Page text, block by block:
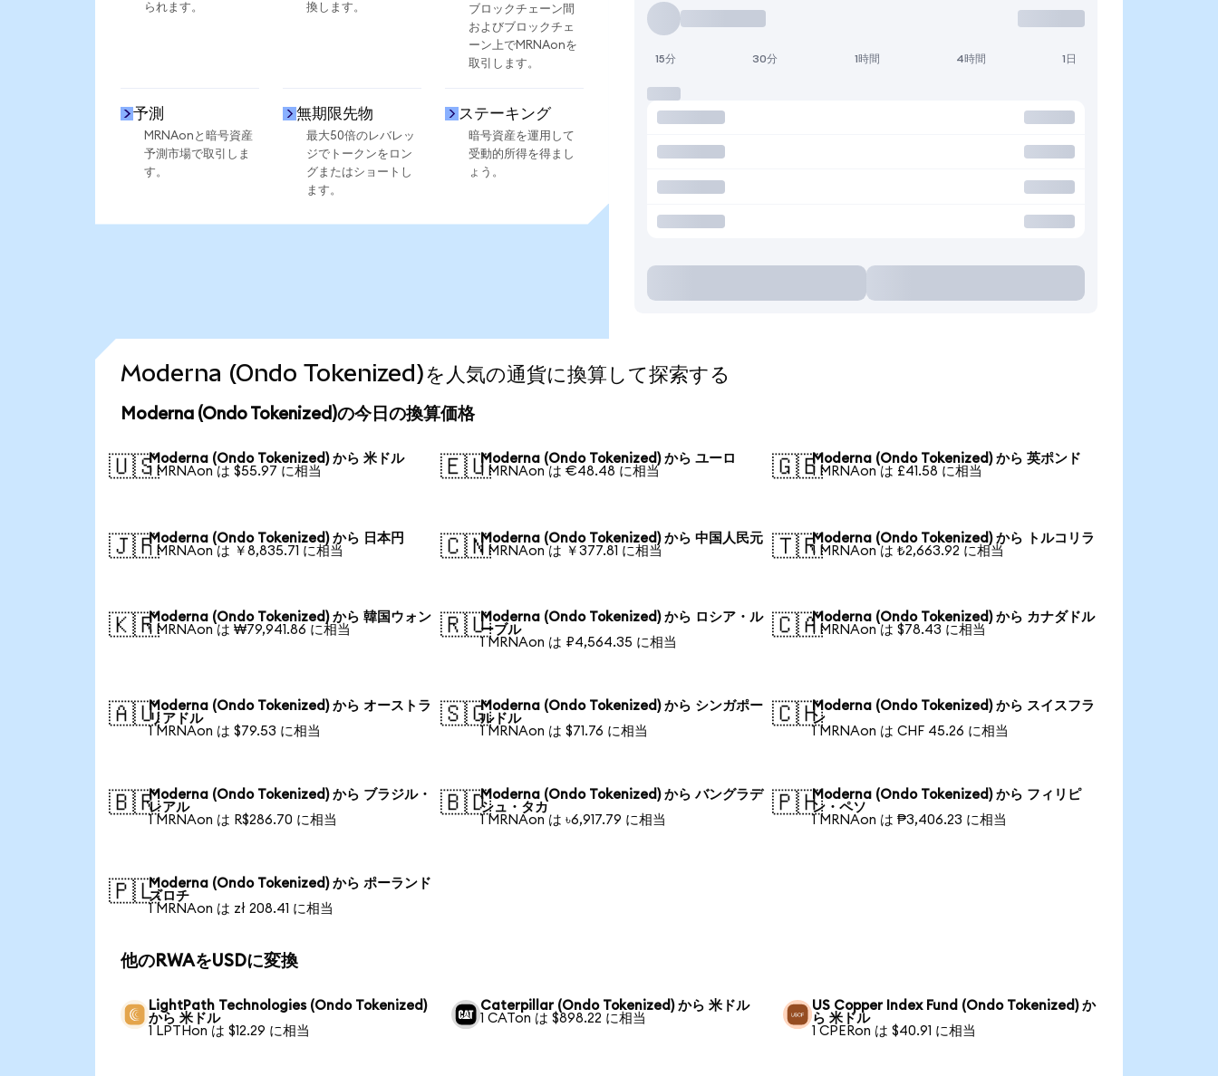
られます。
換します。
ブロックチェーン間
およびブロックチェ
ーン上でMRNAonを
取引します。
予測
MRNAonと暗号資産
予測市場で取引しま
す。
無期限先物
最大50倍のレバレッ
ジでトークンをロン
グまたはショートし
ます。
ステーキング
暗号資産を運用して
受動的所得を得まし
ょう。
15分 30分 1時間 4時間 1日
Moderna (Ondo Tokenized)を人気の通貨に換算して探索する
Moderna (Ondo Tokenized)の今日の換算価格
🇺🇸Moderna (Ondo Tokenized) から 米ドル
1 MRNAon は $55.97 に相当
🇪🇺Moderna (Ondo Tokenized) から ユーロ
1 MRNAon は €48.48 に相当
🇬🇧Moderna (Ondo Tokenized) から 英ポンド
1 MRNAon は £41.58 に相当
🇯🇵Moderna (Ondo Tokenized) から 日本円
1 MRNAon は ￥8,835.71 に相当
🇨🇳Moderna (Ondo Tokenized) から 中国人民元
1 MRNAon は ￥377.81 に相当
🇹🇷Moderna (Ondo Tokenized) から トルコリラ
1 MRNAon は ₺2,663.92 に相当
🇰🇷Moderna (Ondo Tokenized) から 韓国ウォン
1 MRNAon は ₩79,941.86 に相当
🇷🇺Moderna (Ondo Tokenized) から ロシア・ル
ーブル
1 MRNAon は ₽4,564.35 に相当
🇨🇦Moderna (Ondo Tokenized) から カナダドル
1 MRNAon は $78.43 に相当
🇦🇺Moderna (Ondo Tokenized) から オーストラ
リアドル
1 MRNAon は $79.53 に相当
🇸🇬Moderna (Ondo Tokenized) から シンガポー
ルドル
1 MRNAon は $71.76 に相当
🇨🇭Moderna (Ondo Tokenized) から スイスフラ
ン
1 MRNAon は CHF 45.26 に相当
🇧🇷Moderna (Ondo Tokenized) から ブラジル・
レアル
1 MRNAon は R$286.70 に相当
🇧🇩Moderna (Ondo Tokenized) から バングラデ
シュ・タカ
1 MRNAon は ৳6,917.79 に相当
🇵🇭Moderna (Ondo Tokenized) から フィリピ
ン・ペソ
1 MRNAon は ₱3,406.23 に相当
🇵🇱Moderna (Ondo Tokenized) から ポーランド
ズロチ
1 MRNAon は zł 208.41 に相当
他のRWAをUSDに変換
LightPath Technologies (Ondo Tokenized)
から 米ドル
1 LPTHon は $12.29 に相当
Caterpillar (Ondo Tokenized) から 米ドル
1 CATon は $898.22 に相当
US Copper Index Fund (Ondo Tokenized) か
ら 米ドル
1 CPERon は $40.91 に相当